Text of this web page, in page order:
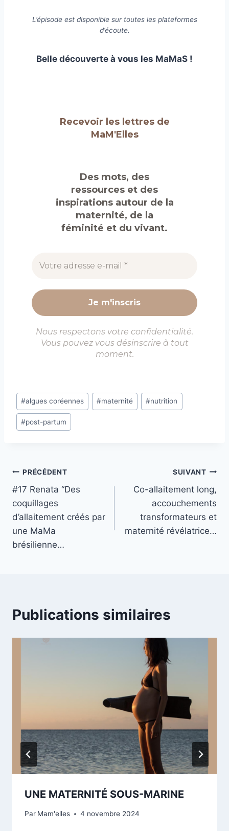
L’épisode est disponible sur toutes les plateformes
d’écoute.
Belle découverte à vous les MaMaS !
Recevoir les lettres de
MaM'Elles
Des mots, des
ressources et des
inspirations autour de la
maternité, de la
féminité et du vivant.
Nous respectons votre confidentialité.
Vous pouvez vous désinscrire à tout
moment.
Étiquettes
de
la
#algues coréennes #maternité #nutrition
#post-partum
Navigation
de
l’article
PRÉCÉDENT
#17 Renata “Des
coquillages
d’allaitement créés par
une MaMa
brésilienne…
SUIVANT
Co-allaitement long,
accouchements
transformateurs et
maternité révélatrice…
Publications similaires
UNE MATERNITÉ SOUS-MARINE
Par Mam'elles 4 novembre 2024